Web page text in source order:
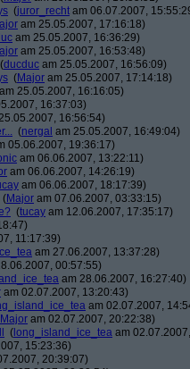
(juror_recht am 06.07.2007,
am 25.05.2007, 17:16:18)
am 25.05.2007, 16:36:29)
am 25.05.2007, 16:53:48)
(ducduc am 25.05.2007, 16:56:09)
(Major am 25.05.2007, 17:14:18)
am 25.05.2007, 16:16:05)
16:37:03)
16:56:54)
(nergal am 25.05.2007, 16:49:04)
05.06.2007, 19:36:17)
am 06.06.2007, 13:22:11)
am 06.06.2007, 14:26:19)
am 06.06.2007, 18:17:39)
(Major am 07.06.2007, 03:33:15)
(tucay am 12.06.2007, 17:35:17)
11:17:39)
am 27.06.2007, 13:37:28)
00:57:55)
am 28.06.2007, 16:27:40)
am 02.07.2007, 13:20:43)
am 02.07.2007,
Major am 02.07.2007, 20:22:38)
( long_island_ice_tea am
15:23:36)
20:39:07)